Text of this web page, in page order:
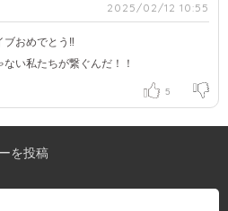
2025/02/12 10:55
ブおめでとう‼️
い私たちが繋ぐんだ！！
5
を投稿